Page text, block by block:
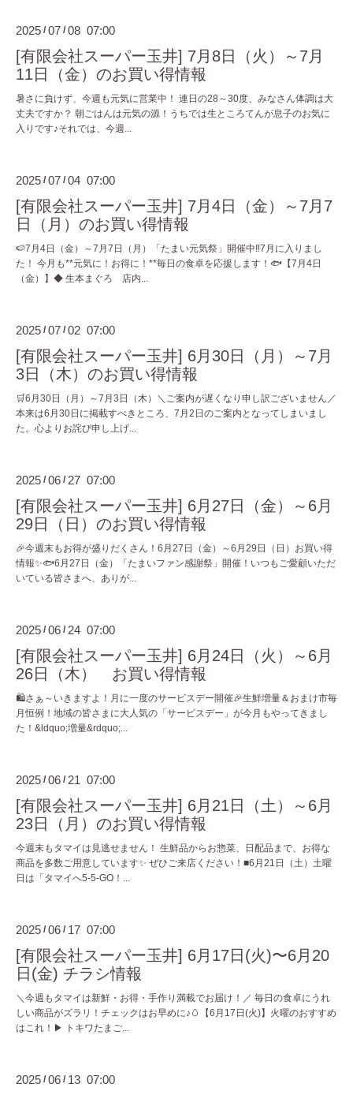
2025 /07 /08 07:00
[有限会社スーパー玉井] 7月8日（火）～7月
11日（金）のお買い得情報
暑さに負けず、今週も元気に営業中！ 連日の28～30度、みなさん体調は大
丈夫ですか？ 朝ごはんは元気の源！うちでは生ところてんが息子のお気に
入りです♪それでは、今週...
2025 /07 /04 07:00
[有限会社スーパー玉井] 7月4日（金）～7月7
日（月）のお買い得情報
🍉7月4日（金）～7月7日（月）「たまい元気祭」開催中‼️7月に入りまし
た！ 今月も**元気に！お得に！**毎日の食卓を応援します！🐟【7月4日
（金）】◆ 生本まぐろ 店内...
2025 /07 /02 07:00
[有限会社スーパー玉井] 6月30日（月）～7月
3日（木）のお買い得情報
🛒6月30日（月）～7月3日（木）＼ご案内が遅くなり申し訳ございません／
本来は6月30日に掲載すべきところ、7月2日のご案内となってしまいまし
た。心よりお詫び申し上げ...
2025 /06 / 27 07:00
[有限会社スーパー玉井] 6月27日（金）～6月
29日（日）のお買い得情報
🎉今週末もお得が盛りだくさん！6月27日（金）～6月29日（日）お買い得
情報✨🐟6月27日（金）「たまいファン感謝祭」開催！いつもご愛顧いただ
いている皆さまへ、ありが...
2025 /06 / 24 07:00
[有限会社スーパー玉井] 6月24日（火）～6月
26日（木） お買い得情報
🛍️さぁ～いきますよ！月に一度のサービスデー開催🎉生鮮増量＆おまけ市毎
月恒例！地域の皆さまに大人気の「サービスデー」が今月もやってきまし
た！&ldquo;増量&rdquo;...
2025 /06 / 21 07:00
[有限会社スーパー玉井] 6月21日（土）～6月
23日（月）のお買い得情報
今週末もタマイは見逃せません！ 生鮮品からお惣菜、日配品まで、お得な
商品を多数ご用意しています✨ ぜひご来店ください！■6月21日（土）土曜
日は「タマイへ5-5-GO！...
2025 /06 / 17 07:00
[有限会社スーパー玉井] 6月17日(火)〜6月20
日(金) チラシ情報
＼今週もタマイは新鮮・お得・手作り満載でお届け！／ 毎日の食卓にうれ
しい商品がズラリ！チェックはお早めに♪🥚【6月17日(火)】火曜のおすすめ
はこれ！▶ トキワたまご...
2025 /06 / 13 07:00